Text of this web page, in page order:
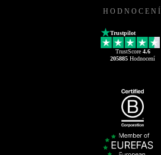
HODNOCENÍ
Trustpilot
TrustScore 4.6
205885 Hodnocení